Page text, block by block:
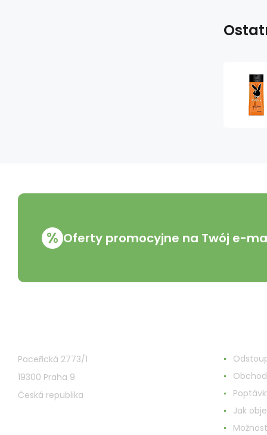
% Oferty promocyjne na Twój e-
Paceřická 2773/1
19300 Praha 9
Česká republika
Jak